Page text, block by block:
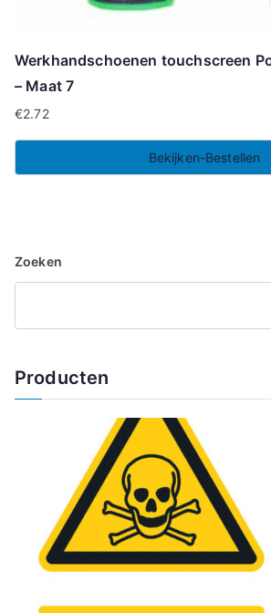
Werkhandschoenen touchscreen
– Maat 7
€2.72
Bekijken-Bestellen
Zoeken
Producten